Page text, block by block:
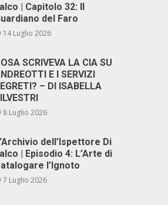
| Capitolo 32: Il
del Faro
14 Luglio 2026
SCRIVEVA LA CIA SU
E I SERVIZI
– DI ISABELLA
8 Luglio 2026
dell’Ispettore Di
| Episodio 4: L’Arte di
l’Ignoto
7 Luglio 2026